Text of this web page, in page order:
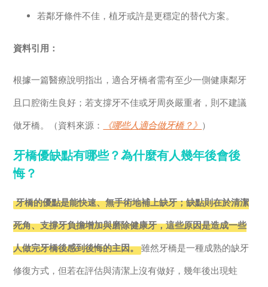
若鄰牙條件不佳，植牙或許是更穩定的替代方案。
資料引用：
根據一篇醫療說明指出，適合牙橋者需有至少一側健康鄰牙
且口腔衛生良好；若支撐牙不佳或牙周炎嚴重者，則不建議
做牙橋。（資料來源：
《哪些人適合做牙橋？》 ）
牙橋優缺點有哪些？為什麼有人幾年後會後
悔？
牙橋的優點是能快速、無手術地補上缺牙；缺點則在於清潔
死角、支撐牙負擔增加與磨除健康牙，這些原因是造成一些
人做完牙橋後感到後悔的主因。 雖然牙橋是一種成熟的缺牙
修復方式，但若在評估與清潔上沒有做好，幾年後出現蛀